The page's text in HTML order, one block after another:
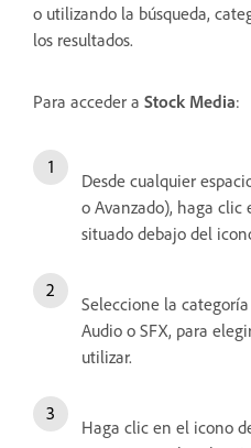
o utilizando la búsqueda,
los resultados.
Para acceder a Stock Media:
Desde cualquier
o Avanzado), haga clic
situado debajo del
Seleccione la
Audio o SFX, para
utilizar.
Haga clic en el icono